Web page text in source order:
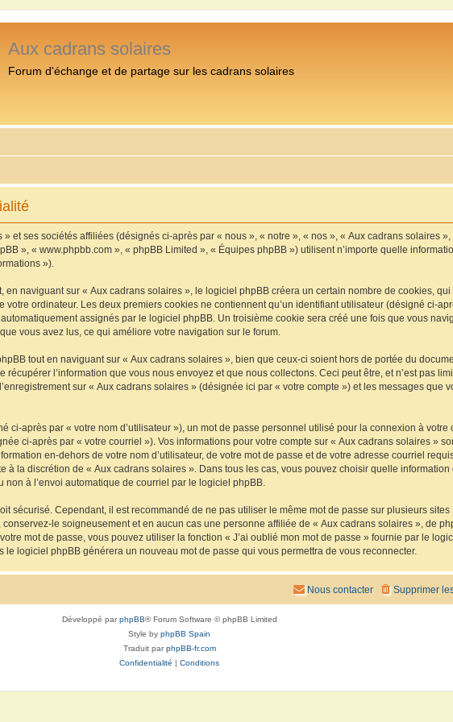
Aux cadrans solaires
Forum d'échange et de partage sur les cadrans solaires
et ses sociétés affiliées (désignés ci-après par « nous », « notre », « nos », « Aux cadrans solaires
», « www.phpbb.com », « phpBB Limited », « Équipes phpBB ») utilisent n’importe quelle
»).
naviguant sur « Aux cadrans solaires », le logiciel phpBB créera un certain nombre de cookies,
ordinateur. Les deux premiers cookies ne contiennent qu’un identifiant utilisateur (désigné ci-
assignés par le logiciel phpBB. Un troisième cookie sera créé une fois que vous
vous avez lus, ce qui améliore votre navigation sur le forum.
tout en naviguant sur « Aux cadrans solaires », bien que ceux-ci soient hors de portée du
l’information que vous nous envoyez et que nous collectons. Ceci peut être, et n’est pas
sur « Aux cadrans solaires » (désignée ici par « votre compte ») et les messages que
ci-après par « votre nom d’utilisateur »), un mot de passe personnel utilisé pour la connexion à
ci-après par « votre courriel »). Vos informations pour votre compte sur « Aux cadrans solaires »
en-dehors de votre nom d’utilisateur, de votre mot de passe et de votre adresse courriel
à la discrétion de « Aux cadrans solaires ». Dans tous les cas, vous pouvez choisir quelle
à l’envoi automatique de courriel par le logiciel phpBB.
sécurisé. Cependant, il est recommandé de ne pas utiliser le même mot de passe sur plusieurs
le soigneusement et en aucun cas une personne affiliée de « Aux cadrans solaires », de
mot de passe, vous pouvez utiliser la fonction « J’ai oublié mon mot de passe » fournie par le
logiciel phpBB générera un nouveau mot de passe qui vous permettra de vous reconnecter.
Supprimer
Nous contacter
Développé parphpBB® Forum Software © phpBB Limited
Style by phpBB Spain
Traduit parphpBB-fr.com
Confidentialité
Conditions